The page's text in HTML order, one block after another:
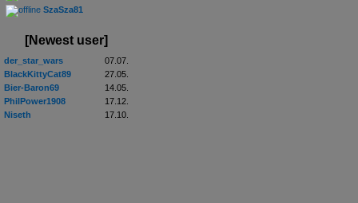
SzaSza81
[Newest user]
der_star_wars
07.07.
BlackKittyCat89
27.05.
Bier-Baron69
14.05.
PhilPower1908
17.12.
Niseth
17.10.